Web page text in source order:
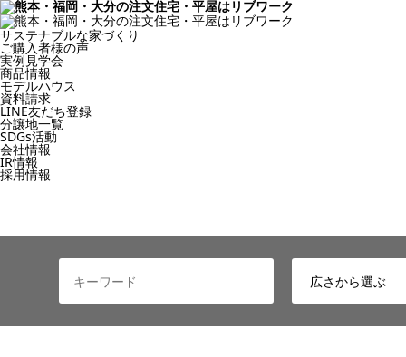
サステナブルな家づくり
ご購入者様の声
実例見学会
商品情報
モデルハウス
資料請求
LINE友だち登録
分譲地一覧
SDGs活動
会社情報
IR情報
採用情報